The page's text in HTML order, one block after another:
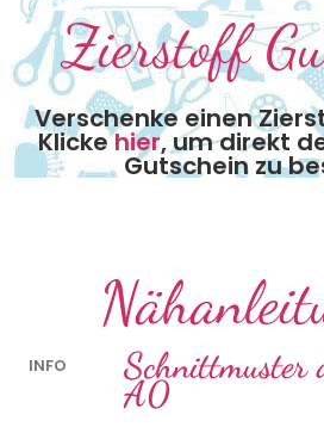
Zierstoff
Verschenke einen
Klickehier, um direkt
Gutschein zu
INFO Schnittmuster
A0